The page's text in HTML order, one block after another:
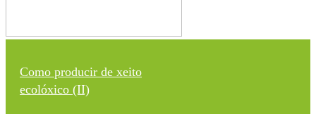
Como producir de xeito
ecolóxico (II)